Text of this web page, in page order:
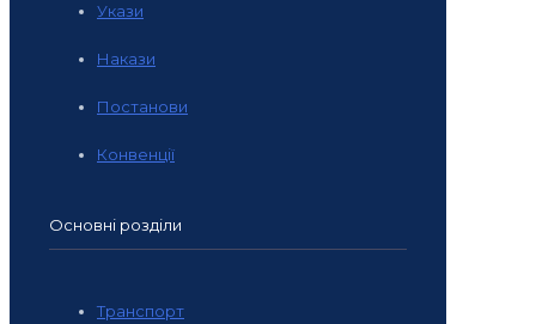
Укази
Накази
Постанови
Конвенції
Основні розділи
Транспорт